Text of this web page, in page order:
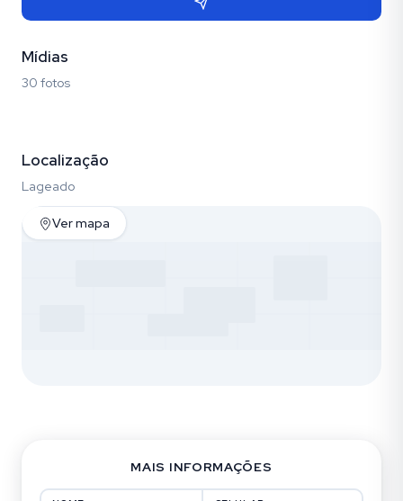
Mídias
30 fotos
Localização
Lageado
Ver mapa
MAIS INFORMAÇÕES